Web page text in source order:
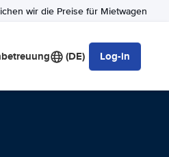
wir die Preise für Mietwagen
(DE) Log-in